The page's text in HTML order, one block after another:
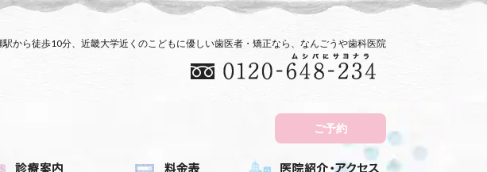
から徒歩10分、近畿大学近くのこどもに優しい歯医者・矯正なら、なんごうや歯科医院
ご予約